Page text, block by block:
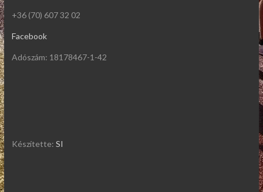
+36 (70) 607 32 02
Facebook
Adószám: 18178467-1-42
Készítette: SI